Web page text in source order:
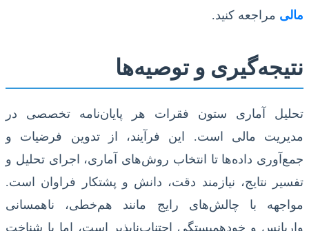
مالی مراجعه کنید.
نتیجه‌گیری و توصیه‌ها
تحلیل آماری ستون فقرات هر پایان‌نامه تخصصی در
مدیریت مالی است. این فرآیند، از تدوین فرضیات و
جمع‌آوری داده‌ها تا انتخاب روش‌های آماری، اجرای تحلیل و
تفسیر نتایج، نیازمند دقت، دانش و پشتکار فراوان است.
مواجهه با چالش‌های رایج مانند هم‌خطی، ناهمسانی
واریانس و خودهمبستگی اجتناب‌ناپذیر است، اما با شناخت